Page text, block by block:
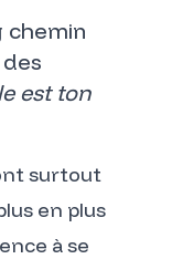
chemin
est ton
surtout
en plus
à se